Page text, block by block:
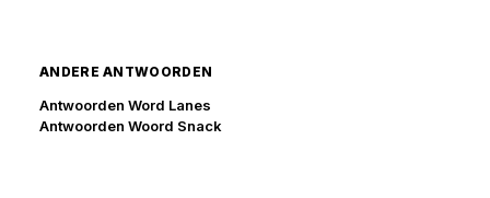
ANDERE ANTWOORDEN
Antwoorden Word Lanes
Antwoorden Woord Snack